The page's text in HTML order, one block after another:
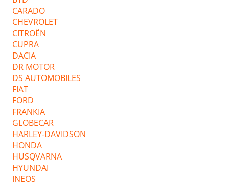
CARADO
CHEVROLET
CITROËN
CUPRA
DACIA
DR MOTOR
DS AUTOMOBILES
FIAT
FORD
FRANKIA
GLOBECAR
HARLEY-DAVIDSON
HONDA
HUSQVARNA
HYUNDAI
INEOS